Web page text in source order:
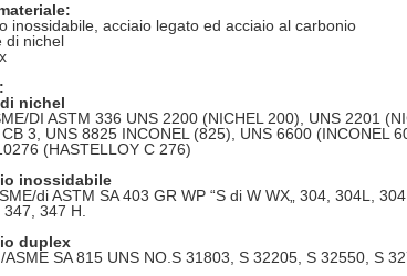
inossidabile, acciaio legato ed acciaio al carbonio
di nichel
nichel
DI ASTM 336 UNS 2200 (NICHEL 200), UNS 2201
3, UNS 8825 INCONEL (825), UNS 6600 (INCONEL
(HASTELLOY C 276)
inossidabile
di ASTM SA 403 GR WP “S di W WX„ 304, 304L,
347 H.
duplex
ASME SA 815 UNS NO.S 31803, S 32205, S 32550, S